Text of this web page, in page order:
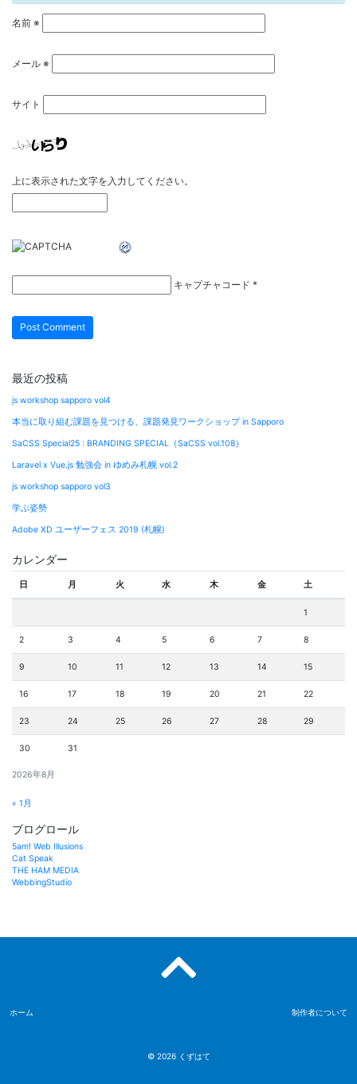
名前 ※
メール ※
サイト
上に表示された文字を入力してください。
キャプチャコード *
最近の投稿
js workshop sapporo vol4
本当に取り組む課題を見つける、課題発見ワークショップ in Sapporo
SaCSS Special25 : BRANDING SPECIAL（SaCSS vol.108）
Laravel x Vue.js 勉強会 in ゆめみ札幌 vol.2
js workshop sapporo vol3
学ぶ姿勢
Adobe XD ユーザーフェス 2019 (札幌)
カレンダー
2026年8月
日 月 火 水 木 金 土
1
2 3 4 5 6 7 8
9 10 11 12 13 14 15
16 17 18 19 20 21 22
23 24 25 26 27 28 29
30 31
« 1月
ブログロール
5am! Web Illusions
Cat Speak
THE HAM MEDIA
WebbingStudio
ホーム 制作者について
© 2026 くずはて